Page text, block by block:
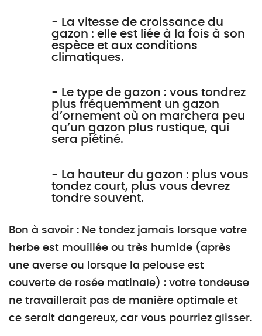
- La vitesse de croissance du
gazon : elle est liée à la fois à son
espèce et aux conditions
climatiques.
- Le type de gazon : vous tondrez
plus fréquemment un gazon
d’ornement où on marchera peu
qu’un gazon plus rustique, qui
sera piétiné.
- La hauteur du gazon : plus vous
tondez court, plus vous devrez
tondre souvent.
Bon à savoir : Ne tondez jamais lorsque votre
herbe est mouillée ou très humide (après
une averse ou lorsque la pelouse est
couverte de rosée matinale) : votre tondeuse
ne travaillerait pas de manière optimale et
ce serait dangereux, car vous pourriez glisser.